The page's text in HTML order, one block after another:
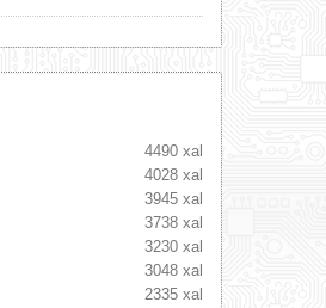
4490 xal
4028 xal
3945 xal
3738 xal
3230 xal
3048 xal
2335 xal